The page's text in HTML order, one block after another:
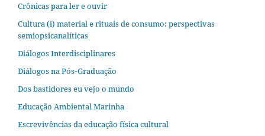
Crônicas para ler e ouvir
Cultura (i) material e rituais de consumo: perspectivas
semiopsicanalíticas
Diálogos Interdisciplinares
Diálogos na Pós‐Graduação
Dos bastidores eu vejo o mundo
Educação Ambiental Marinha
Escrevivências da educação física cultural